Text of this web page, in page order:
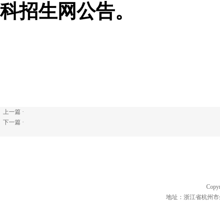
科招生网公告。
上一篇 ·
下一篇 ·
地址：浙江省杭州